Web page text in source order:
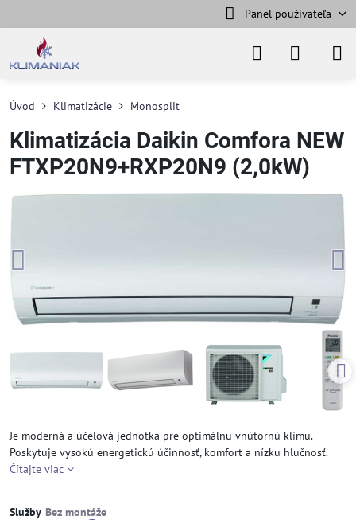
Panel používateľa
Úvod Klimatizácie Monosplit
Klimatizácia Daikin Comfora NEW
FTXP20N9+RXP20N9 (2,0kW)
Je moderná a účelová jednotka pre optimálnu vnútornú klímu.
Poskytuje vysokú energetickú účinnosť, komfort a nízku hlučnosť.
Čítajte viac
Služby